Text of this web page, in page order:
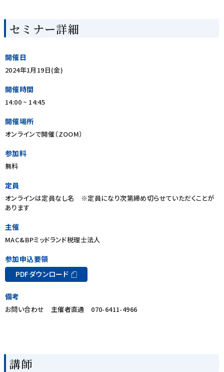
セミナー詳細
開催日
2024年1月19日(金)
開催時間
14:00 ~ 14:45
開催場所
オンラインで開催（ZOOM）
参加料
無料
定員
オンラインは定員なし名
※定員になり次第締め切らせていただくことが
あります
主催
MAC&BPミッドランド税理士法人
参加申込要領
PDFダウンロード
備考
お問い合わせ 主催者直通 070-6411-4966
講師